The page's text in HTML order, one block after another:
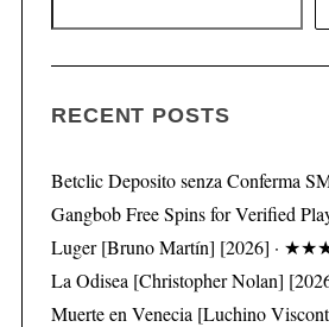
RECENT POSTS
Betclic Deposito senza Conferma
Gangbob Free Spins for Verified
Luger [Bruno Martín] [2026] ·
La Odisea [Christopher Nolan]
Muerte en Venecia [Luchino